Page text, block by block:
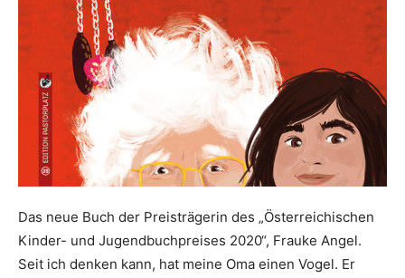
Das neue Buch der Preisträgerin des „Österreichischen
Kinder- und Jugendbuchpreises 2020“, Frauke Angel.
Seit ich denken kann, hat meine Oma einen Vogel. Er